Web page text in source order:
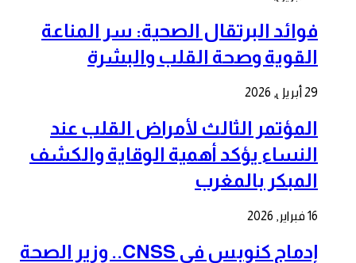
فوائد البرتقال الصحية: سر المناعة
القوية وصحة القلب والبشرة
29 أبريل, 2026
المؤتمر الثالث لأمراض القلب عند
النساء يؤكد أهمية الوقاية والكشف
المبكر بالمغرب
16 فبراير, 2026
إدماج كنوبس في CNSS.. وزير الصحة